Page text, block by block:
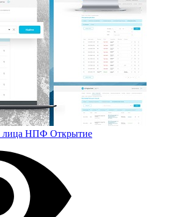
лица НПФ Открытие